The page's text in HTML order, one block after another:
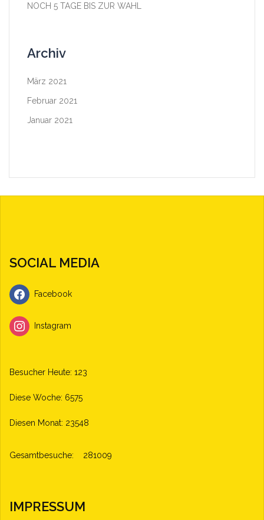
NOCH 5 TAGE BIS ZUR WAHL
Archiv
März 2021
Februar 2021
Januar 2021
SOCIAL MEDIA
Facebook
Instagram
Besucher Heute: 123
Diese Woche: 6575
Diesen Monat: 23548
Gesamtbesuche: 281009
IMPRESSUM